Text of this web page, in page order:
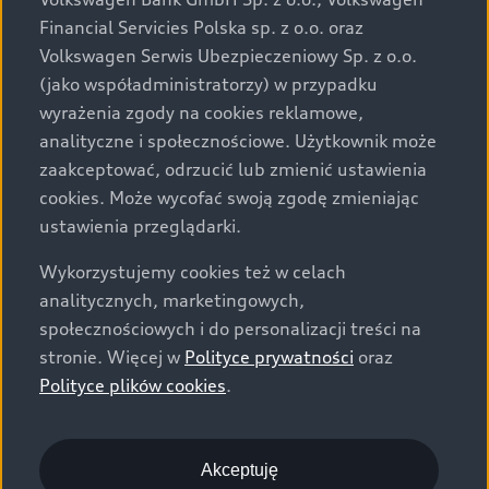
za dopłatą. Wiążące ustalenie ceny, wyposażenia i
specyfikacji pojazdu następują w umowie sprzedaży, a
określenie parametrów technicznych zawiera
świadectwo homologacji typu pojazdu. Zastrzegamy
sobie prawo do zmian i pomyłek. Wszelkie informacje
prezentowane na stronie są aktualne na dzień ich
zamieszczania. W celu uzyskania najnowszych
informacji prosimy kontaktować się z Partnerem Marki
Audi.
Wszystkie produkowane obecnie samochody marki Audi
są wykonywane z materiałów spełniających pod
względem możliwości odzysku i recyklingu wymagania
określone w normie ISO 22628 i są zgodne z
europejskimi świadectwami homologacji wydanymi wg
o.o. podlega obowiązkowi zapewnienia wszystkim
użytkownikom samochodów marki Volkswagen sieci
Financial Servicies Polska sp. z o.o. oraz
Volkswagen Serwis Ubezpieczeniowy Sp. z o.o.
(jako współadministratorzy) w przypadku
wyrażenia zgody na cookies reklamowe,
analityczne i społecznościowe. Użytkownik może
zaakceptować, odrzucić lub zmienić ustawienia
cookies. Może wycofać swoją zgodę zmieniając
ustawienia przeglądarki.
Wykorzystujemy cookies też w celach
analitycznych, marketingowych,
społecznościowych i do personalizacji treści na
stronie. Więcej w Polityce prywatności oraz
Polityce plików cookies.
Akceptuję